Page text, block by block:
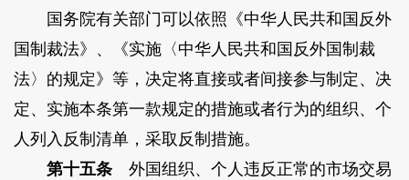
国务院有关部门可以依照《中华人民共和国反外
国制裁法》、《实施〈中华人民共和国反外国制裁
法〉的规定》等，决定将直接或者间接参与制定、决
定、实施本条第一款规定的措施或者行为的组织、个
人列入反制清单，采取反制措施。
第十五条外国组织、个人违反正常的市场交易